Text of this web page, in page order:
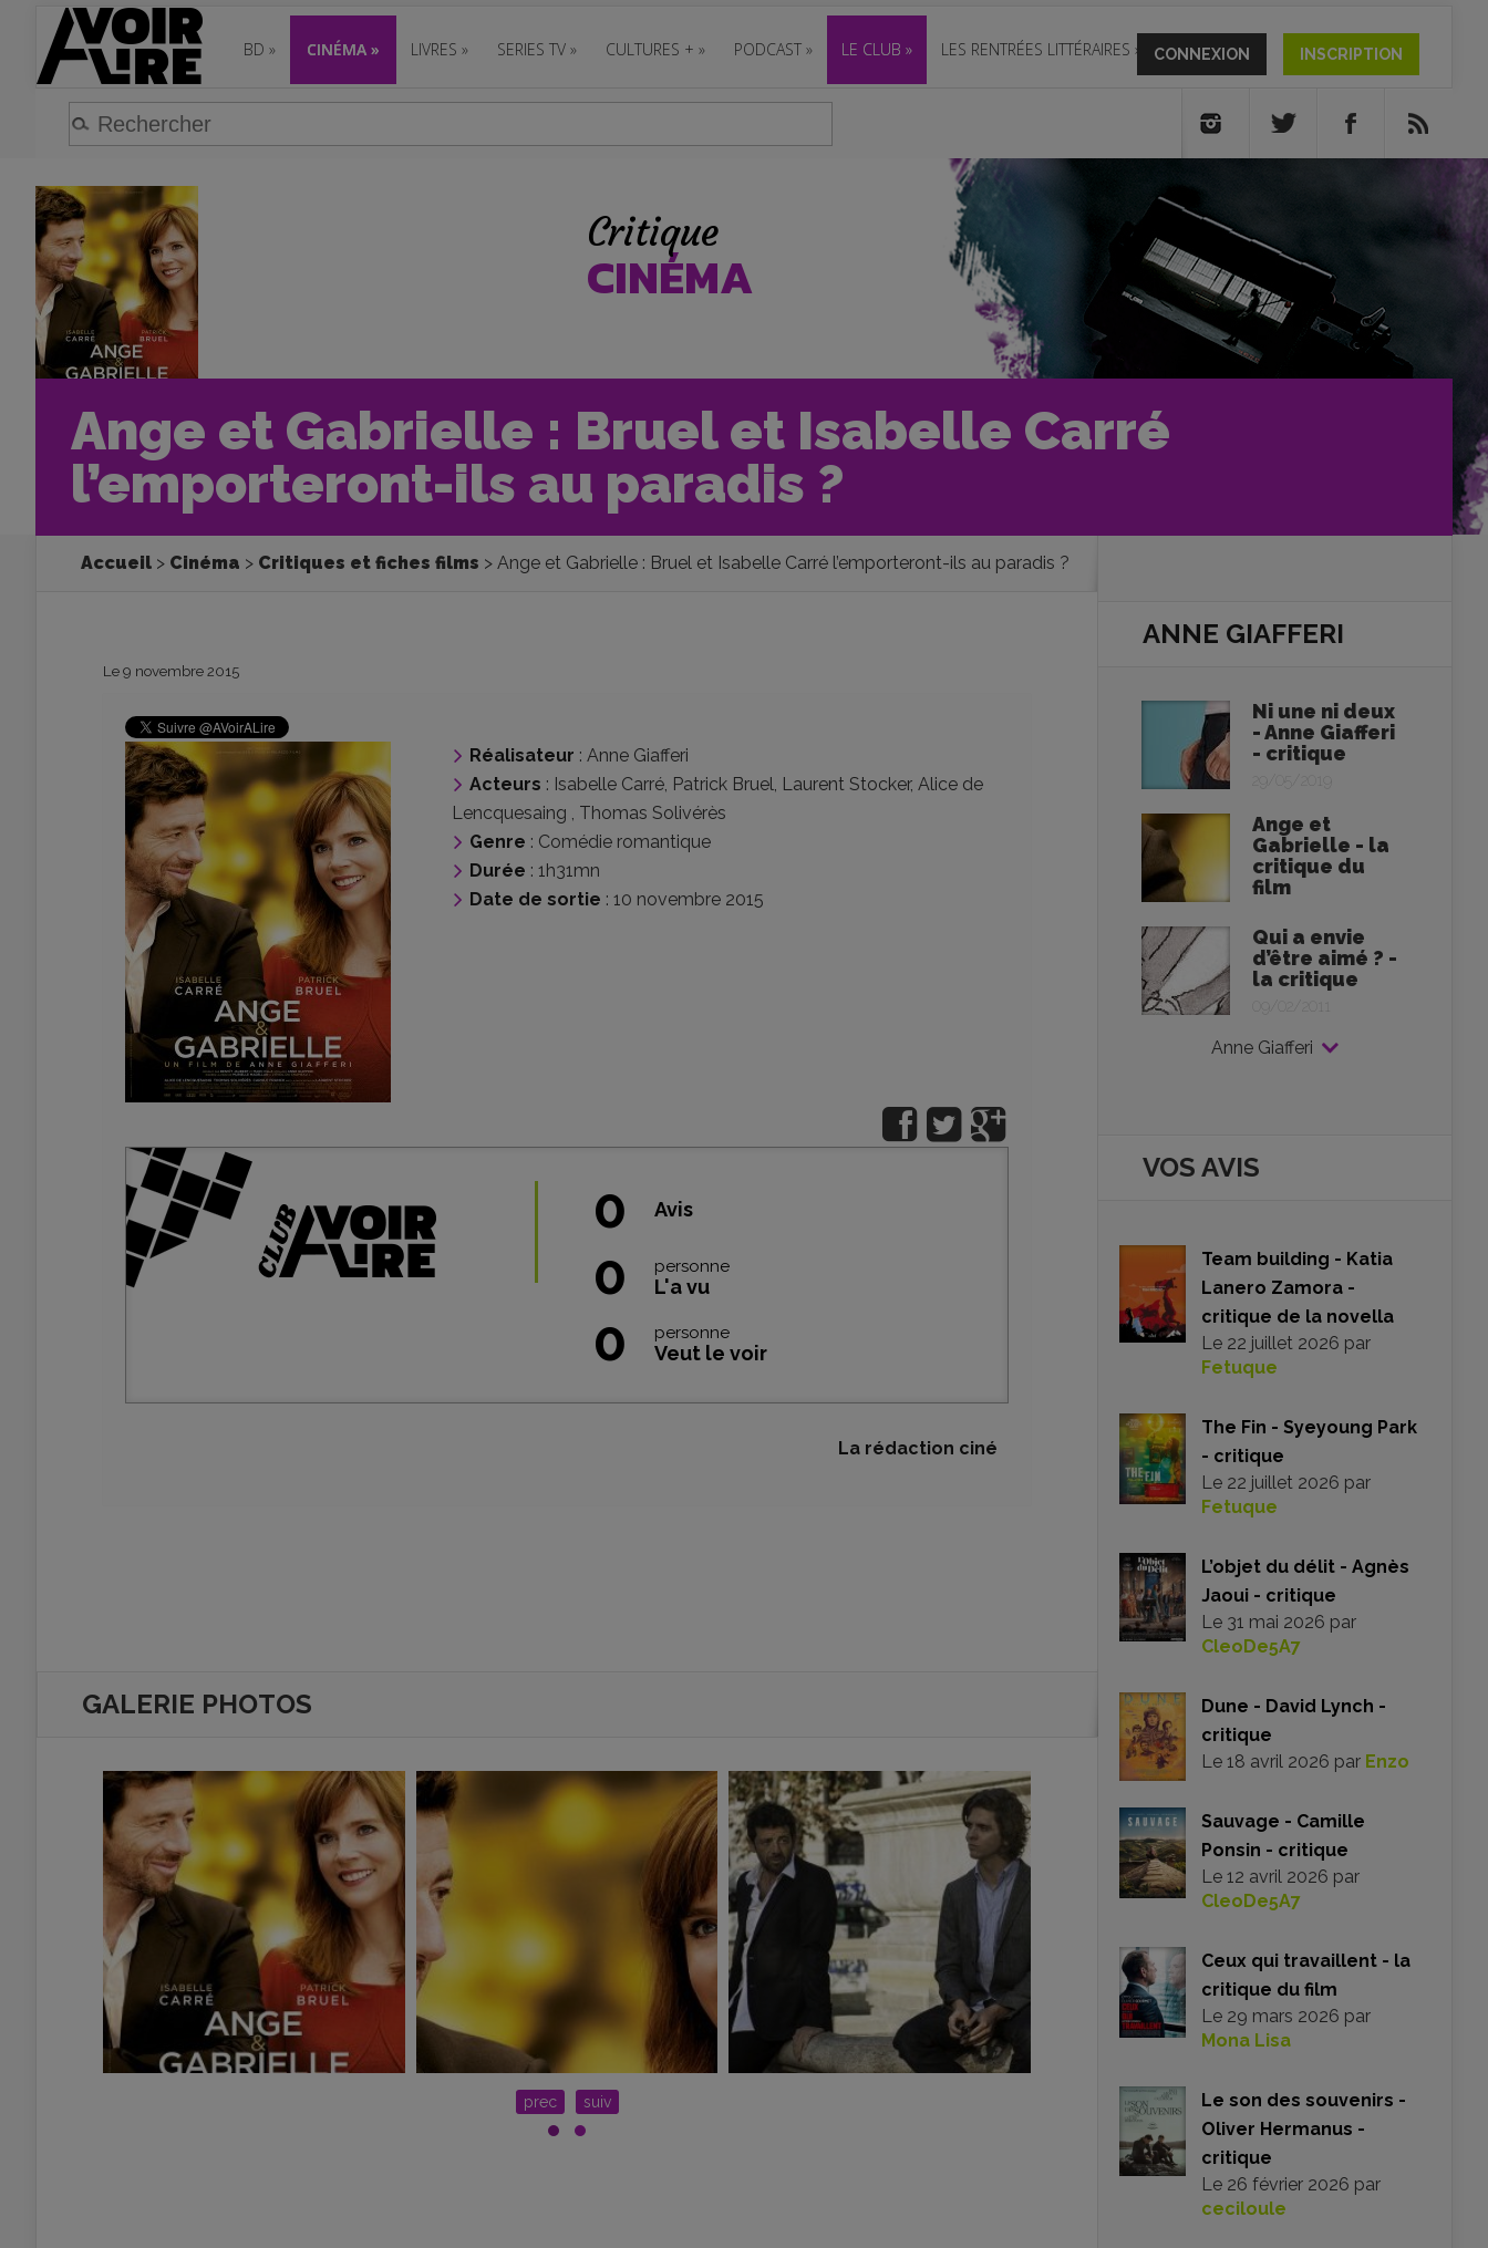
BD » CINÉMA » LIVRES » SERIES TV » CULTURES + » PODCAST » LE CLUB » LES RENTRÉES LITTÉRAIRES » CONNEXION INSCRIPTION
Critique
CINÉMA
Ange et Gabrielle : Bruel et Isabelle Carré
l’emporteront-ils au paradis ?
Accueil Cinéma Critiques et fiches films Ange et Gabrielle : Bruel et Isabelle Carré l’emporteront-ils au paradis ?
Le 9 novembre 2015
Réalisateur : Anne Giafferi
Acteurs : Isabelle Carré, Patrick Bruel, Laurent Stocker, Alice de
Lencquesaing , Thomas Solivérès
Genre : Comédie romantique
Durée : 1h31mn
Date de sortie : 10 novembre 2015
0 Avis
0 personne
L'a vu
0 personne
Veut le voir
La rédaction ciné
GALERIE PHOTOS
prec suiv
ANNE GIAFFERI
Ni une ni deux
- Anne Giafferi
- critique
Ange et
Gabrielle - la
critique du
film
Qui a envie
d’être aimé ? -
la critique
Anne Giafferi
VOS AVIS
Team building - Katia
Lanero Zamora -
critique de la novella
Le 22 juillet 2026 par
Fetuque
The Fin - Syeyoung Park
- critique
Le 22 juillet 2026 par
Fetuque
L’objet du délit - Agnès
Jaoui - critique
Le 31 mai 2026 par
CleoDe5A7
Dune - David Lynch -
critique
Le 18 avril 2026 par Enzo
Sauvage - Camille
Ponsin - critique
Le 12 avril 2026 par
CleoDe5A7
Ceux qui travaillent - la
critique du film
Le 29 mars 2026 par
Mona Lisa
Le son des souvenirs -
Oliver Hermanus -
critique
Le 26 février 2026 par
ceciloule